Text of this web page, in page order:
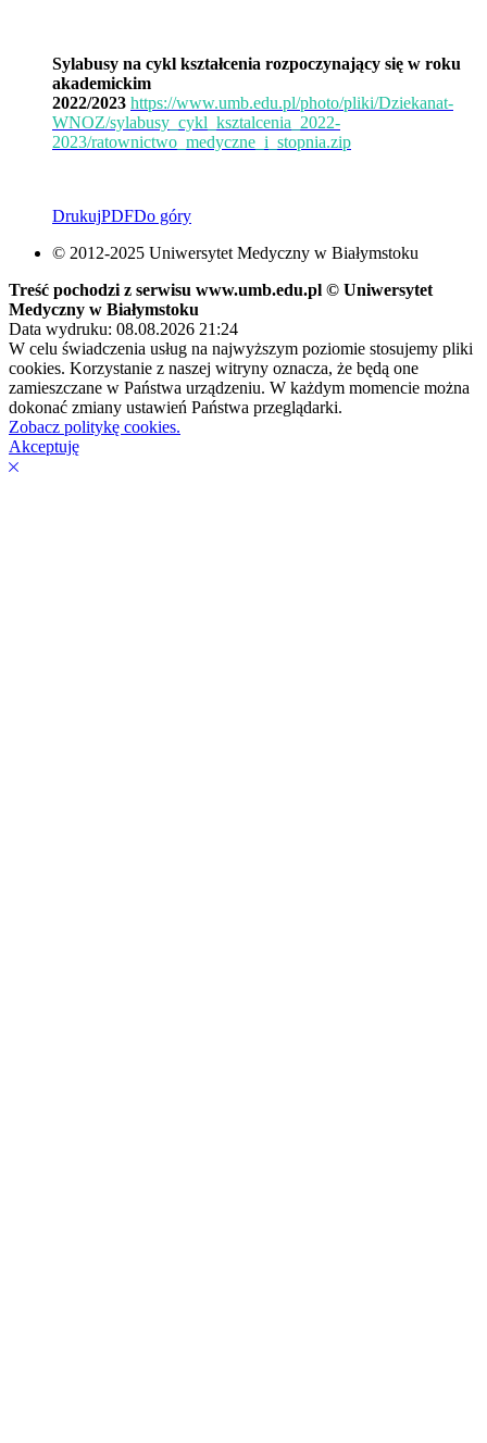
Sylabusy na cykl kształcenia rozpoczynający się w roku
akademickim
2022/2023 https://www.umb.edu.pl/photo/pliki/Dziekanat-
WNOZ/sylabusy_cykl_ksztalcenia_2022-
2023/ratownictwo_medyczne_i_stopnia.zip
DrukujPDFDo góry
© 2012-2025 Uniwersytet Medyczny w Białymstoku
Treść pochodzi z serwisu www.umb.edu.pl © Uniwersytet
Medyczny w Białymstoku
Data wydruku: 08.08.2026 21:24
W celu świadczenia usług na najwyższym poziomie stosujemy pliki
cookies. Korzystanie z naszej witryny oznacza, że będą one
zamieszczane w Państwa urządzeniu. W każdym momencie można
dokonać zmiany ustawień Państwa przeglądarki.
Zobacz politykę cookies.
Akceptuję